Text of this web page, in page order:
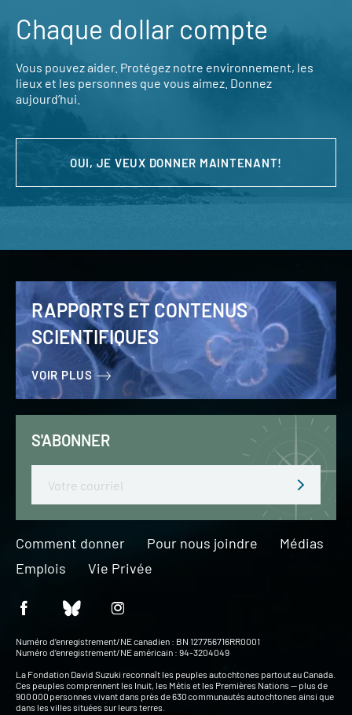
Chaque dollar compte
Vous pouvez aider. Protégez notre environnement, les
lieux et les personnes que vous aimez. Donnez
aujourd’hui.
OUI, JE VEUX DONNER MAINTENANT!
RAPPORTS ET CONTENUS
SCIENTIFIQUES
VOIR PLUS
S'ABONNER
Comment donner Pour nous joindre
Médias
Emplois
Vie Privée
Numéro d’enregistrement/NE canadien : BN 127756716RR0001
Numéro d’enregistrement/NE américain : 94-3204049
La Fondation David Suzuki reconnaît les peuples autochtones partout au Canada.
Ces peuples comprennent les Inuit, les Métis et les Premières Nations — plus de
900 000 personnes vivant dans près de 630 communautés autochtones ainsi que
dans les villes situées sur leurs terres.